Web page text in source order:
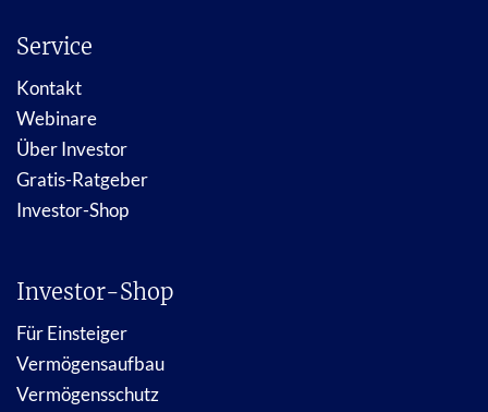
Service
Kontakt
Webinare
Über Investor
Gratis-Ratgeber
Investor-Shop
Investor-Shop
Für Einsteiger
Vermögensaufbau
Vermögensschutz